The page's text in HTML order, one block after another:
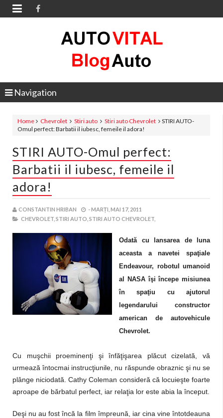

Navigation
Home Chevrolet Stiri auto Stiri auto Chevrolet
STIRI AUTO-
Omul perfect: Barbatii il iubesc, femeile il adora!
STIRI AUTO-Omul perfect:
Barbatii il iubesc, femeile il
adora!
CONSTANTIN HRIBAN -MARȚI, MAI 17, 2011
CHEVROLET, STIRI AUTO, STIRI AUTO CHEVROLET,
Odată cu lansarea de luna
aceasta a navetei spaţiale
Endeavour, robotul umanoid
al NASA îşi începe misiunea
în spaţiu cu ajutorul
legendarului constructor
american de autovehicule
Chevrolet.
Cu muşchii proeminenţi şi înfăţişarea plăcut cizelată, vă
urmează întocmai instrucţiunile, nu răspunde obraznic şi nu se
plânge niciodată. Cathy Coleman consideră că locuieşte foarte
aproape de bărbatul perfect, iar relaţia lor este abia la început.
Deşi nu au fost încă la film împreună, iar cina vine întotdeauna